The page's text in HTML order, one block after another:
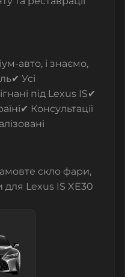
авто, і знаємо,
✔ Усі
під Lexus IS✔
✔ Консультації
скло фари,
для Lexus IS XE30